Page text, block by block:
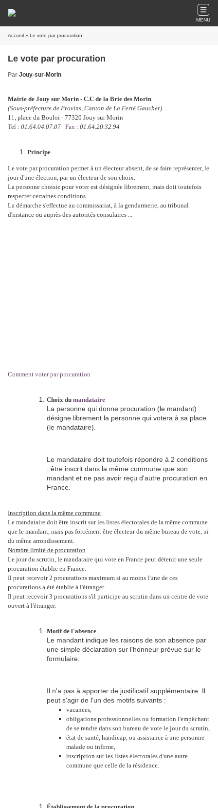
MENU
Accueil » Le vote par procuration
Le vote par procuration
Par Jouy-sur-Morin
Mairie de Jouy sur Morin - C.C de la Brie des Morin
(Sous-préfecture de Provins, Canton de La Ferté Gaucher)
11, place du Bouloi - 77320 Jouy sur Morin
Tel : 01.64.04.07.07 | Fax : 01.64.20.32.94
Principe
Le vote par procuration permet à un électeur absent, de se faire représenter, le
jour d'une élection, par un électeur de son choix.
La personne choisie pour voter est désignée librement, mais doit toutefois
respecter certaines conditions.
La démarche s'effectue au commissariat, à la gendarmerie, au tribunal
d'instance ou auprès des autorités consulaires ...
Comment voter par procuration
Choix du mandataire
La personne qui donne procuration (le mandant)
désigne librement la personne qui votera à sa place
(le mandataire).
Le mandataire doit toutefois répondre à 2 conditions
: être inscrit dans la même commune que son
mandant et ne pas avoir reçu d'autre procuration en
France.
Inscription dans la même commune
Le mandataire doit être inscrit sur les listes électorales de la même commune
que le mandant, mais pas forcément être électeur du même bureau de vote, ni
du même arrondissement.
Nombre limité de procuration
Le jour du scrutin, le mandataire qui vote en France peut détenir une seule
procuration établie en France.
Il peut recevoir 2 procurations maximum si au moins l'une de ces
procurations a été établie à l'étranger.
Il peut recevoir 3 procurations s'il participe au scrutin dans un centre de vote
ouvert à l'étranger.
Motif de l'absence
Le mandant indique les raisons de son absence par
une simple déclaration sur l'honneur prévue sur le
formulaire.
Il n'a pas à apporter de justificatif supplémentaire. Il
peut s'agir de l'un des motifs suivants :
vacances,
obligations professionnelles ou formation l'empêchant
de se rendre dans son bureau de vote le jour du scrutin,
état de santé, handicap, ou assistance à une personne
malade ou infirme,
inscription sur les listes électorales d'une autre
commune que celle de la résidence.